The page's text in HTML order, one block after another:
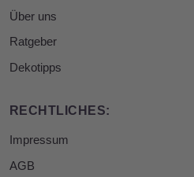
Über uns
Ratgeber
Dekotipps
RECHTLICHES:
Impressum
AGB